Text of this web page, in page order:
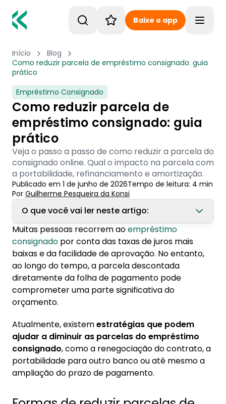
Baixe o app
Início
Blog
Como reduzir parcela de empréstimo consignado: guia
prático
Empréstimo Consignado
Como reduzir parcela de
empréstimo consignado: guia
prático
Veja o passo a passo de como reduzir a parcela do
consignado online. Qual o impacto na parcela com
a portabilidade, refinanciamento e amortização.
Publicado em 1 de junho de 2026Tempo de leitura: 4 min
Por Guilherme Pesqueira da Konsi
O que você vai ler neste artigo:
1. Formas de reduzir parcelas de empréstimo
consignado
1.1. Portabilidade de consignado
1.2. Refinanciamento do consignado
1.3. Amortização antecipada
2. Reduzir a parcela do consignado: como
funciona
2.1. Passo a passo de como reduzir a parcela
do consignado online
3. Reduzir parcela de consignado: quando vale
Muitas pessoas recorrem aoempréstimo
consignado por conta das taxas de juros mais
baixas e da facilidade de aprovação. No entanto,
ao longo do tempo, a parcela descontada
diretamente da folha de pagamento pode
comprometer uma parte significativa do
orçamento.
Atualmente, existemestratégias que podem
ajudar a diminuir as parcelas do empréstimo
consignado, como a renegociação do contrato, a
portabilidade para outro banco ou até mesmo a
ampliação do prazo de pagamento.